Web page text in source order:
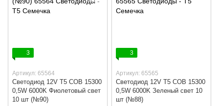
3
Артикул: 65564
Светодиод 12V Т5 COB 15300
0,5W 6000K Фиолетовый свет
10 шт (№90)
3
Артикул: 65565
Светодиод 12V Т5 COB 15300
0,5W 6000K Зеленый свет 10
шт (№88)